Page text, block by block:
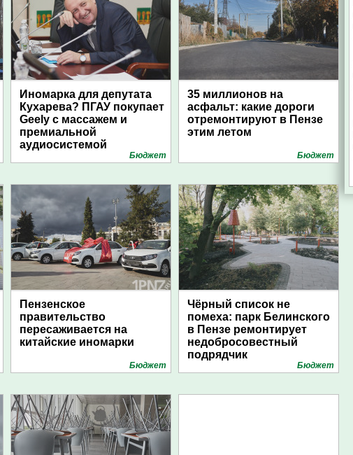
Иномарка для депутата
Кухарева? ПГАУ покупает
Geely с массажем и
премиальной
аудиосистемой
Бюджет
35 миллионов на
асфальт: какие дороги
отремонтируют в Пензе
этим летом
Бюджет
Пензенское
правительство
пересаживается на
китайские иномарки
Бюджет
Чёрный список не
помеха: парк Белинского
в Пензе ремонтирует
недобросовестный
подрядчик
Бюджет